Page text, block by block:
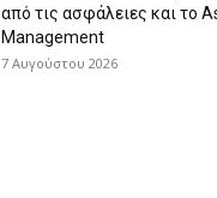
από τις ασφάλειες και το
Management
7 Αυγούστου 2026